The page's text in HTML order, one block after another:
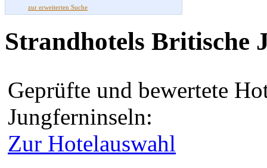
zur erweiterten Suche
Strandhotels Britische
Geprüfte und bewertete
Jungferninseln:
Zur Hotelauswahl